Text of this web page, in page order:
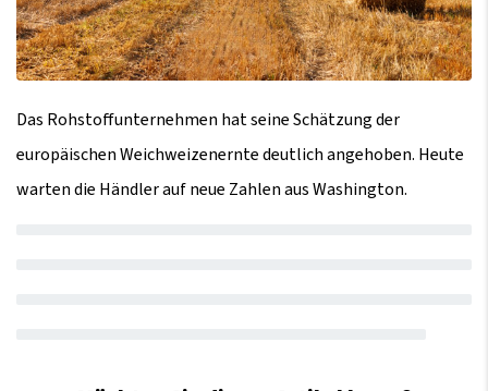
Das Rohstoffunternehmen hat seine Schätzung der
europäischen Weichweizenernte deutlich angehoben. Heute
warten die Händler auf neue Zahlen aus Washington.